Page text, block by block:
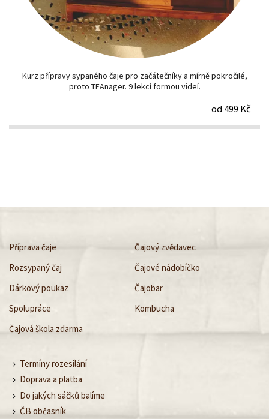
Kurz přípravy sypaného čaje pro začátečníky a mírně pokročilé,
proto TEAnager. 9 lekcí formou videí.
od 499 Kč
Příprava čaje
Čajový zvědavec
Rozsypaný čaj
Čajové nádobíčko
Dárkový poukaz
Čajobar
Spolupráce
Kombucha
Čajová škola zdarma
Termíny rozesílání
Doprava a platba
Do jakých sáčků balíme
ČB občasník